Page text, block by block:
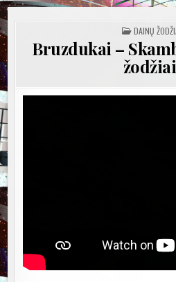
POSTED
IN
DAINŲ
Bruzdukai –